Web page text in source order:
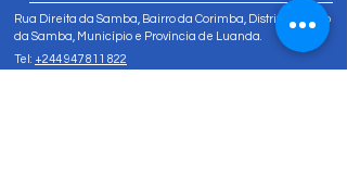
Rua Direita da Samba, Bairro da Corimba, Distrito Urbano
da Samba, Município e Província de Luanda.
Tel: +244 947 811 822